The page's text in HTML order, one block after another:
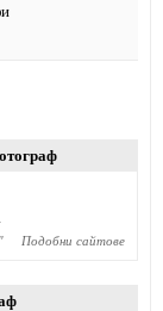
" Подобни сайтове